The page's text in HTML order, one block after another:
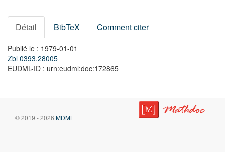
Détail BibTeX Comment citer
Publié le : 1979-01-01
Zbl 0393.28005
EUDML-ID : urn:eudml:doc:172865
© 2019 - 2026 MDML